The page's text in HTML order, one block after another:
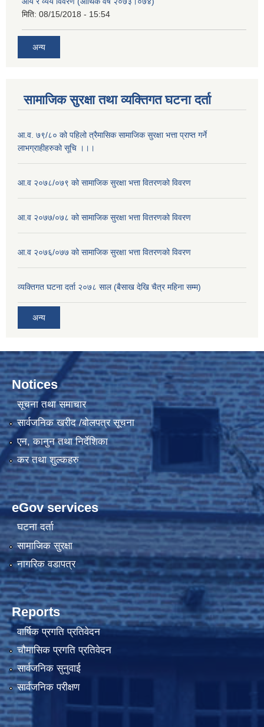
मिति: 08/15/2018 - 15:54
अन्य
सामाजिक सुरक्षा तथा व्यक्तिगत घटना दर्ता
आ.व. ७९/८० को पहिलो त्रैमासिक सामाजिक सुरक्षा भत्ता प्राप्त गर्ने
लाभग्राहीहरुको सूचि ।।।
आ.व २०७८/०७९ को सामाजिक सुरक्षा भत्ता वितरणको विवरण
आ.व २०७७/०७८ को सामाजिक सुरक्षा भत्ता वितरणको विवरण
आ.व २०७६/०७७ को सामाजिक सुरक्षा भत्ता वितरणको विवरण
व्यक्तिगत घटना दर्ता २०७८ साल (बैसाख देखि चैत्र महिना सम्म)
अन्य
Notices
सूचना तथा समाचार
सार्वजनिक खरीद /बोलपत्र सूचना
एन, कानुन तथा निर्देशिका
कर तथा शुल्कहरु
eGov services
घटना दर्ता
सामाजिक सुरक्षा
नागरिक वडापत्र
Reports
वार्षिक प्रगति प्रतिवेदन
चौमासिक प्रगति प्रतिवेदन
सार्वजनिक सुनुवाई
सार्वजनिक परीक्षण